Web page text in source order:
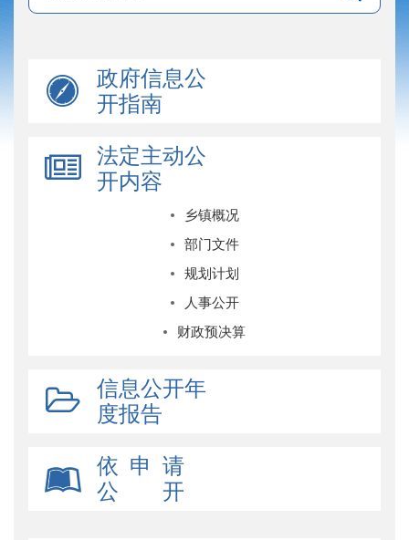
政府信息公
开指南
法定主动公
开内容
乡镇概况
部门文件
规划计划
人事公开
财政预决算
信息公开年
度报告
依 申 请
公 开